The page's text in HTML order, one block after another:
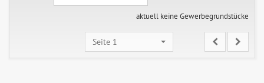
aktuell keine Gewerbegrundstücke
Seite 1